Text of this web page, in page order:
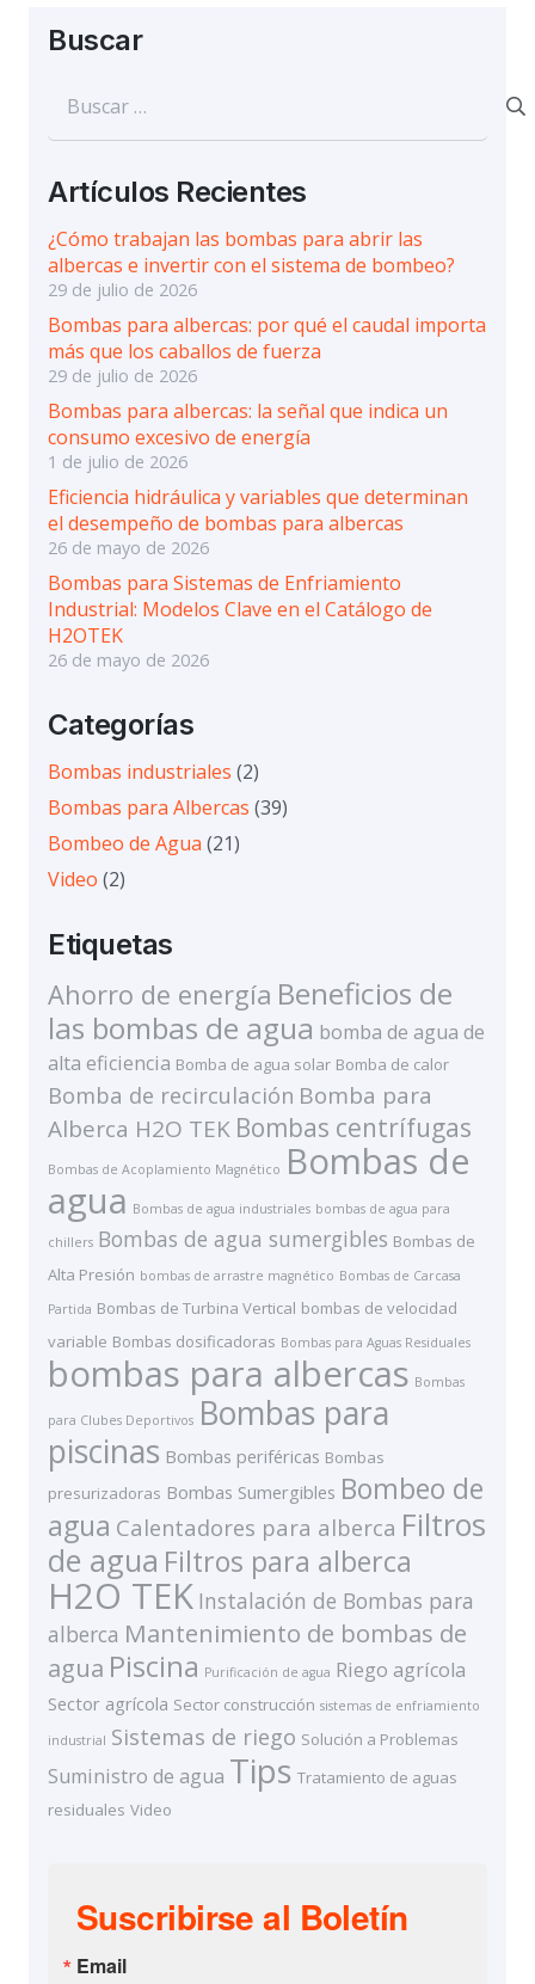
Buscar
Artículos Recientes
¿Cómo trabajan las bombas para abrir las
albercas e invertir con el sistema de bombeo?
29 de julio de 2026
Bombas para albercas: por qué el caudal importa
más que los caballos de fuerza
29 de julio de 2026
Bombas para albercas: la señal que indica un
consumo excesivo de energía
1 de julio de 2026
Eficiencia hidráulica y variables que determinan
el desempeño de bombas para albercas
26 de mayo de 2026
Bombas para Sistemas de Enfriamiento
Industrial: Modelos Clave en el Catálogo de
H2OTEK
26 de mayo de 2026
Categorías
Bombas industriales (2)
Bombas para Albercas (39)
Bombeo de Agua (21)
Video (2)
Etiquetas
Ahorro de energía Beneficios de
las bombas de agua bomba de agua de
alta eficiencia Bomba de agua solar Bomba de calor
Bomba de recirculación Bomba para
Alberca H2O TEK Bombas centrífugas
Bombas de Acoplamiento Magnético Bombas de
agua Bombas de agua industriales bombas de agua para
chillers Bombas de agua sumergibles Bombas de
Alta Presión bombas de arrastre magnético Bombas de Carcasa
Partida Bombas de Turbina Vertical bombas de velocidad
variable Bombas dosificadoras Bombas para Aguas Residuales
bombas para albercas Bombas
para Clubes Deportivos Bombas para
piscinas Bombas periféricas Bombas
presurizadoras Bombas Sumergibles Bombeo de
agua Calentadores para alberca Filtros
de agua Filtros para alberca
H2O TEK Instalación de Bombas para
alberca Mantenimiento de bombas de
agua Piscina Purificación de agua Riego agrícola
Sector agrícola Sector construcción sistemas de enfriamiento
industrial Sistemas de riego Solución a Problemas
Suministro de agua Tips Tratamiento de aguas
residuales Video
Suscribirse al Boletín
Email